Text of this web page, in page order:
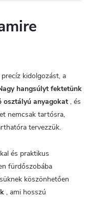
kidolgozást, a
hangsúlyt fektetünk
osztályú anyagokat , és
nemcsak tartósra,
tervezzük.
és praktikus
fürdőszobába
köszönhetően
, ami hosszú